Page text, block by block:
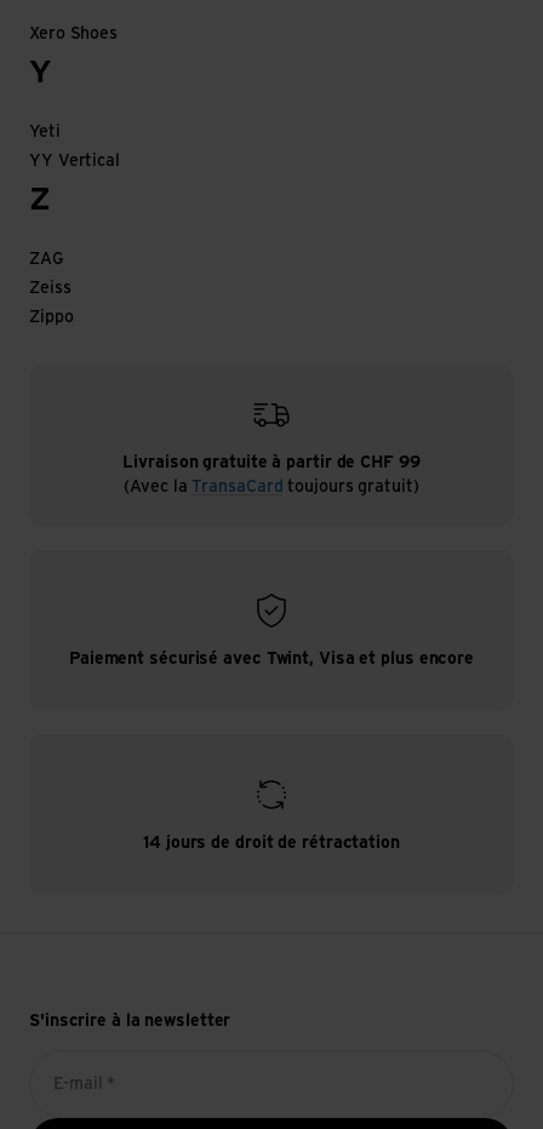
Xero Shoes
Y
Yeti
YY Vertical
Z
ZAG
Zeiss
Zippo
Livraison gratuite à partir de CHF 99
(Avec la TransaCard toujours gratuit)
Paiement sécurisé avec Twint, Visa et plus encore
14 jours de droit de rétractation
S'inscrire à la newsletter
E-mail *